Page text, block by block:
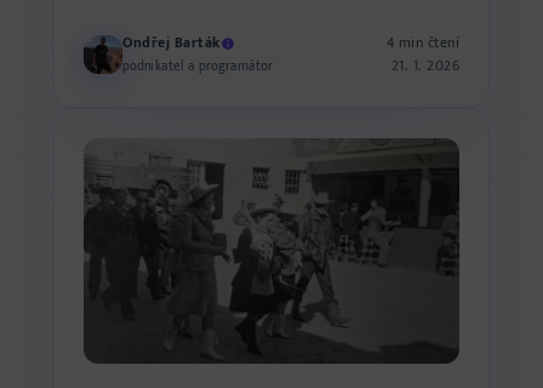
Ondřej Barták
podnikatel a programátor
4 min čtení
21. 1. 2026